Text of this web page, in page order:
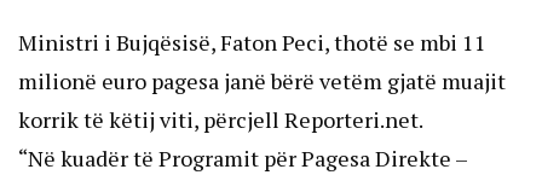
Ministri i Bujqësisë, Faton Peci, thotë se mbi 11
milionë euro pagesa janë bërë vetëm gjatë muajit
korrik të këtij viti, përcjell Reporteri.net.
“Në kuadër të Programit për Pagesa Direkte –